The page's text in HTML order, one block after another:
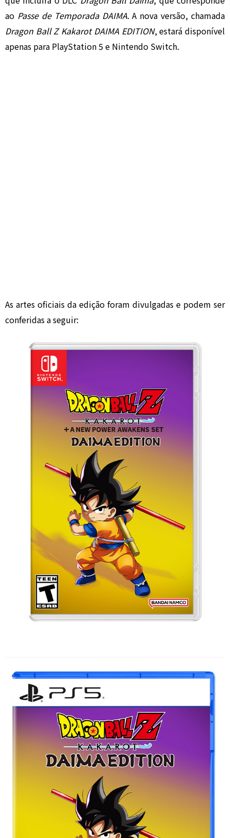
ao Passe de Temporada DAIMA. A nova versão, chamada
Dragon Ball Z Kakarot DAIMA EDITION, estará disponível
apenas para PlayStation 5 e Nintendo Switch.
As artes oficiais da edição foram divulgadas e podem ser
conferidas a seguir: